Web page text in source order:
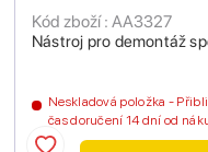
Nástroj pro demontáž
Kód zboží : AA3327
Neskladová položka -
čas doručení 14 dní od